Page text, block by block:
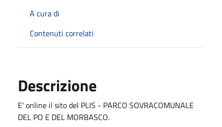
A cura di
Contenuti correlati
Descrizione
E' online il sito del PLIS - PARCO SOVRACOMUNALE
DEL PO E DEL MORBASCO.